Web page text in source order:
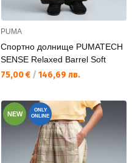
PUMA
Спортно долнище PUMATECH
SENSE Relaxed Barrel Soft
Текуща цена:
75,00 € / 146,69 лв.
NEW
ONLY
ONLINE